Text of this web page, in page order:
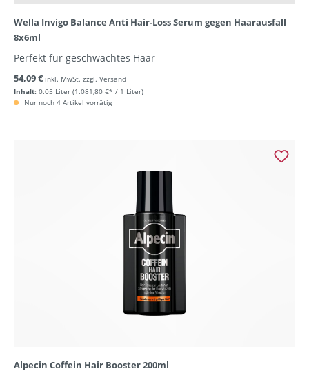
Wella Invigo Balance Anti Hair-Loss Serum gegen Haarausfall
8x6ml
Perfekt für geschwächtes Haar
Inhalt: 0.05 Liter (1.081,80 €* / 1 Liter)
54,09 € inkl. MwSt. zzgl. Versand
Nur noch 4 Artikel vorrätig
Alpecin Coffein Hair Booster 200ml